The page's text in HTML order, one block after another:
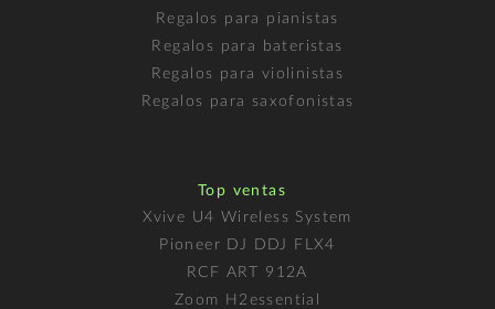
Regalos para pianistas
Regalos para bateristas
Regalos para violinistas
Regalos para saxofonistas
Top ventas
Xvive U4 Wireless System
Pioneer DJ DDJ FLX4
RCF ART 912A
Zoom H2essential